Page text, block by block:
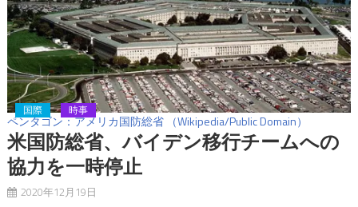
ペンタゴン：アメリカ国防総省 （Wikipedia/Public Domain）
国際 時事
米国防総省、バイデン移行チームへの
協力を一時停止
2020年12月19日